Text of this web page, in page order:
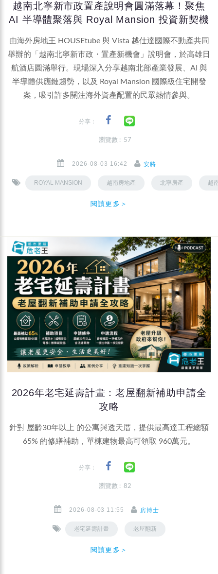
越南北寧新市政置產說明會圓滿落幕！聚焦
AI 半導體聚落與 Royal Mansion 投資新契機
由海外房地王 HOUSEtube 與 Vista 越仕達國際不動產共同
舉辦的「越南北寧新市政・置產新機會」說明會，於高雄日
航酒店圓滿舉行。現場深入分享越南北部產業發展、AI 與
半導體供應鏈趨勢，以及 Royal Mansion 國際級住宅開發
案，吸引許多關注海外資產配置的民眾熱情參與。
分享：
瀏覽數 : 57
2026-08-03 16:42 安將
ROYAL MANSION 越南房地產 北寧房產 越
閱讀更多＞
2026年老宅延壽計畫：老屋翻新補助申請全
攻略
針對 屋齡30年以上 的公寓與透天厝，提供最高達工程總額
65% 的修繕補助，單棟建物最高可領取 960萬元。
分享：
瀏覽數 : 82
2026-08-03 11:55 房博士
老宅延壽計畫 老屋翻新
閱讀更多＞